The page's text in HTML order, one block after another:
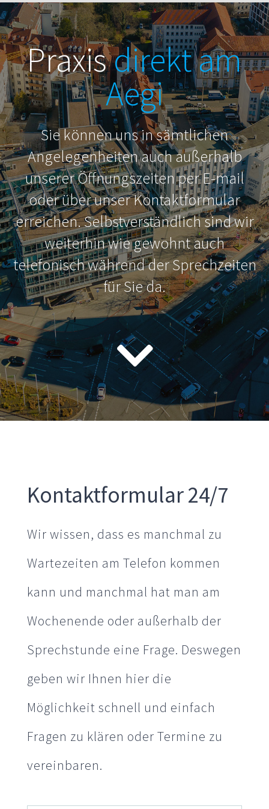
Praxisdirekt am
Aegi
Sie können uns in sämtlichen
Angelegenheiten auch außerhalb
unserer Öffnungszeiten per E-mail
oder über unser Kontaktformular
erreichen. Selbstverständlich sind wir
weiterhin wie gewohnt auch
telefonisch während der Sprechzeiten
für Sie da.
Kontaktformular 24/7
Wir wissen, dass es manchmal zu
Wartezeiten am Telefon kommen
kann und manchmal hat man am
Wochenende oder außerhalb der
Sprechstunde eine Frage. Deswegen
geben wir Ihnen hier die
Möglichkeit schnell und einfach
Fragen zu klären oder Termine zu
vereinbaren.